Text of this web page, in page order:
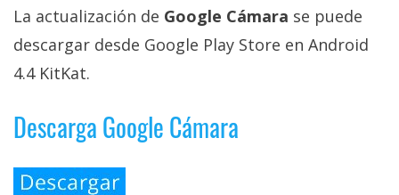
La actualización de Google Cámara se puede
descargar desde Google Play Store en Android
4.4 KitKat.
Descarga Google Cámara